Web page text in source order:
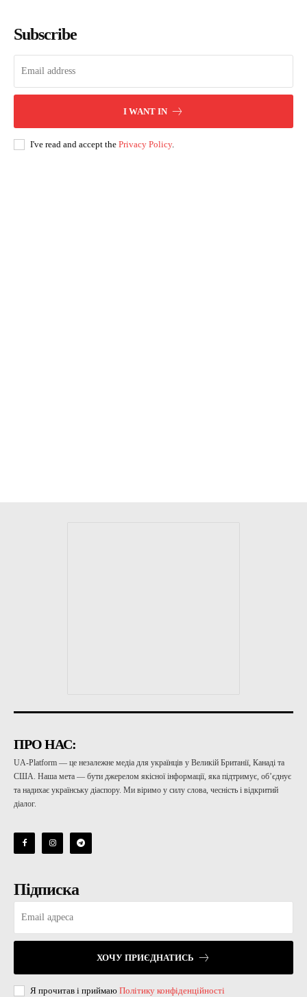
Subscribe
I WANT IN
I've read and accept the Privacy Policy.
ПРО НАС:
UA-Platform — це незалежне медіа для українців у Великій Британії, Канаді та
США. Наша мета — бути джерелом якісної інформації, яка підтримує, об’єднує
та надихає українську діаспору. Ми віримо у силу слова, чесність і відкритий
діалог.
Підписка
ХОЧУ ПРИЄДНАТИСЬ
Я прочитав і приймаю Політику конфіденційності